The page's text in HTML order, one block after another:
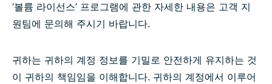
‘볼륨 라이선스’ 프로그램에 관한 자세한 내용은 고객 지
원팀에 문의해 주시기 바랍니다.
귀하는 귀하의 계정 정보를 기밀로 안전하게 유지하는 것
이 귀하의 책임임을 이해합니다. 귀하의 계정에서 이루어